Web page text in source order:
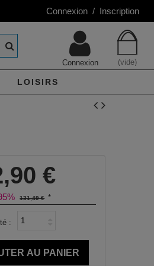
Connexion / Inscription
(vide)
Connexion
LOISIRS
€
131,49 € *
:
AU PANIER